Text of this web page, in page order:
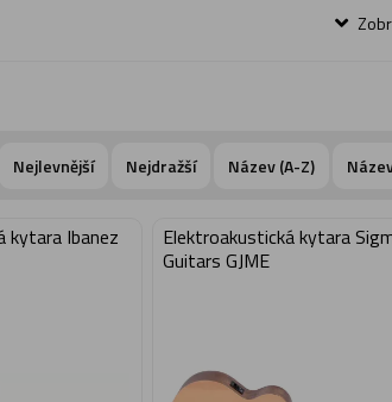
strun nabízejí pohodlnější hraní. Nový tvar žebrování
nástroje. Možnost jemnější úpravy zvuku pro
Nejlevnější Nejdražší Název (A-Z)
kytara Ibanez
Elektroakustická kytara
Guitars GJME